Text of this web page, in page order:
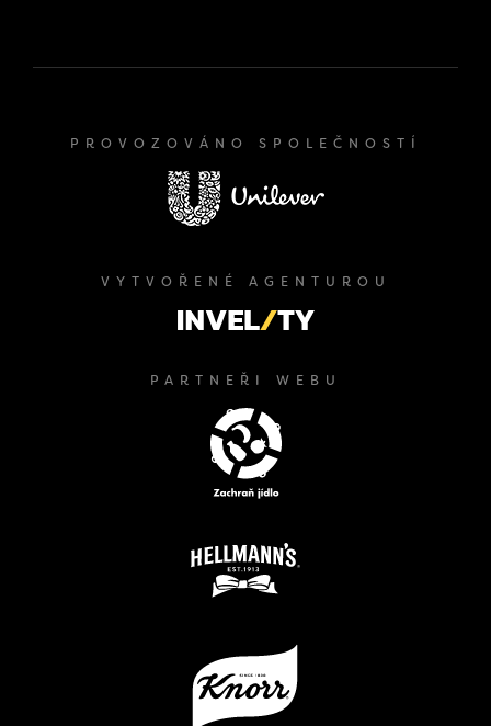
PROVOZOVÁNO SPOLEČNOSTÍ
VYTVOŘENÉ AGENTUROU
PARTNEŘI WEBU